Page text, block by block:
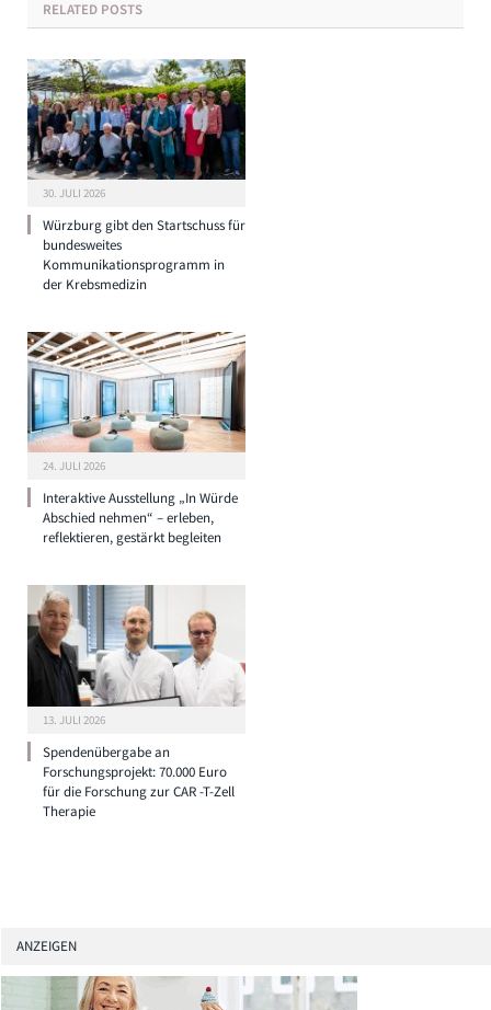
RELATED POSTS
30. JULI 2026
Würzburg gibt den Startschuss für
bundesweites
Kommunikationsprogramm in
der Krebsmedizin
24. JULI 2026
Interaktive Ausstellung „In Würde
Abschied nehmen“ – erleben,
reflektieren, gestärkt begleiten
13. JULI 2026
Spendenübergabe an
Forschungsprojekt: 70.000 Euro
für die Forschung zur CAR -T-Zell
Therapie
ANZEIGEN